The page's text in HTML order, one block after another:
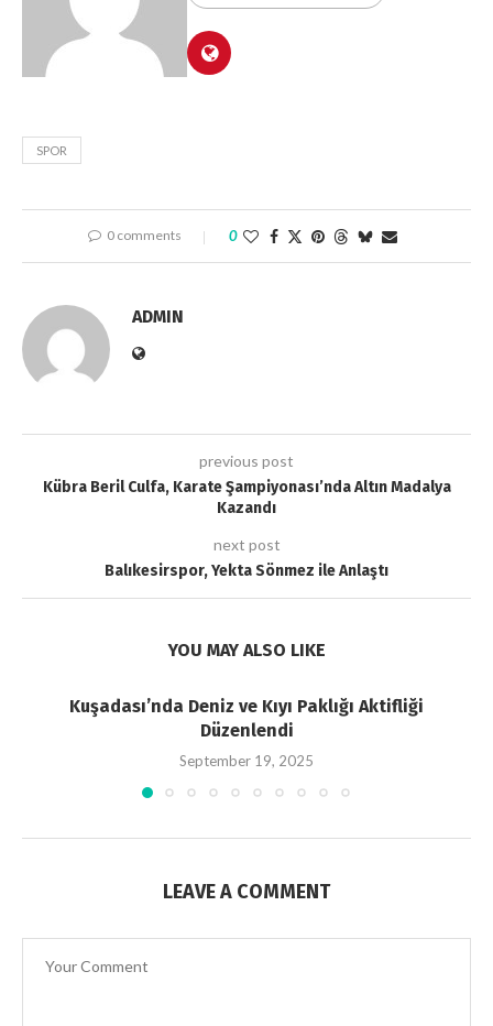
SPOR
0 comments 0
ADMIN
previous post
Kübra Beril Culfa, Karate Şampiyonası’nda Altın Madalya
Kazandı
next post
Balıkesirspor, Yekta Sönmez ile Anlaştı
YOU MAY ALSO LIKE
Kuşadası’nda Deniz ve Kıyı Paklığı Aktifliği
Düzenlendi
September 19, 2025
LEAVE A COMMENT